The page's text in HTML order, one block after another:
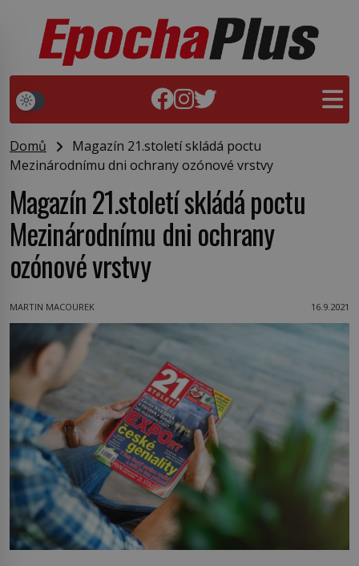
Domů
Magazín 21.století skládá poctu
Mezinárodnímu dni ochrany ozónové vrstvy
Magazín 21.století skládá poctu
Mezinárodnímu dni ochrany
ozónové vrstvy
MARTIN MACOUREK 16.9.2021